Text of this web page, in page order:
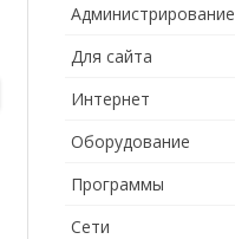
Администрирование
Для сайта
Интернет
Оборудование
Программы
Сети